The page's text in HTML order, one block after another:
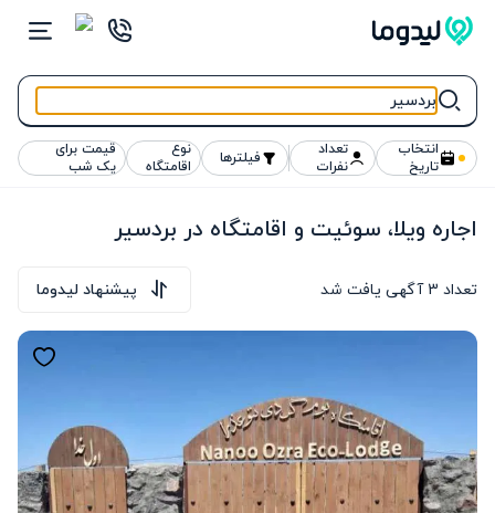
انتخاب
تاریخ
تعداد
نفرات فیلترها نوع
اقامتگاه
قیمت برای
یک شب
اجاره ویلا، سوئیت و اقامتگاه در بردسیر
تعداد 3آگهی یافت شد پیشنهاد لیدوما